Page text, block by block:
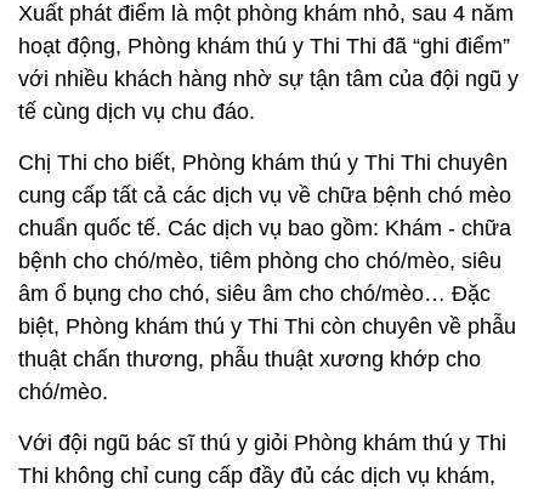
Xuất phát điểm là một phòng khám nhỏ, sau 4 năm
hoạt động, Phòng khám thú y Thi Thi đã “ghi điểm”
với nhiều khách hàng nhờ sự tận tâm của đội ngũ y
tế cùng dịch vụ chu đáo.
Chị Thi cho biết, Phòng khám thú y Thi Thi chuyên
cung cấp tất cả các dịch vụ về chữa bệnh chó mèo
chuẩn quốc tế. Các dịch vụ bao gồm: Khám - chữa
bệnh cho chó/mèo, tiêm phòng cho chó/mèo, siêu
âm ổ bụng cho chó, siêu âm cho chó/mèo… Đặc
biệt, Phòng khám thú y Thi Thi còn chuyên về phẫu
thuật chấn thương, phẫu thuật xương khớp cho
chó/mèo.
Với đội ngũ bác sĩ thú y giỏi Phòng khám thú y Thi
Thi không chỉ cung cấp đầy đủ các dịch vụ khám,